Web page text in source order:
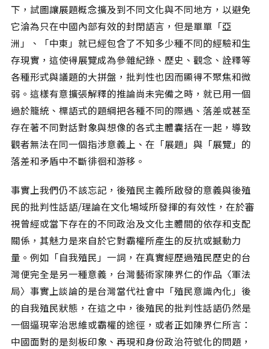
下，試圖讓展題概念擴及到不同文化與不同地方，以避免
它淪為只在中國內部有效的封閉語言，但是單單「亞
洲」、「中東」就已經包含了不知多少種不同的經驗和生
存現實，這使得展覽成為參雜紀錄、歷史、觀念、詮釋等
各種形式與議題的大拼盤，批判性也因而顯得不聚焦和微
弱。這樣有意擴張解釋的推論尚未完備之時，就已用一個
過於籠統、標語式的題綱把各種不同的際遇、落差或甚至
存在著不同對話對象與想像的各式主體囊括在一起，導致
觀者無法在同一個指涉意義上、在「展題」與「展覽」的
落差和矛盾中不斷徘徊和游移。
事實上我們仍不該忘記，後殖民主義所啟發的意義與後殖
民的批判性話語/理論在文化場域所發揮的有效性，在於審
視曾經或當下存在的不同政治及文化主體間的依存和支配
關係，其魅力是來自於它對霸權所產生的反抗或撼動力
量。例如「自我殖民」一詞，在真實經歷過殖民歷史的台
灣便完全是另一種意義，台灣藝術家陳界仁的作品〈軍法
局〉事實上談論的是台灣當代社會中「殖民意識內化」後
的自我殖民狀態，在這之中，後殖民的批判性話語仍然是
一個逼現宰治思維或霸權的途徑，或者正如陳界仁所言：
中國面對的是刻板印象、再現和身份政治符號化的問題，